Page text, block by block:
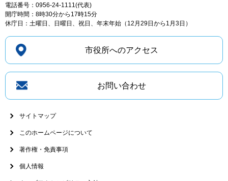
電話番号：0956-24-1111(代表)
開庁時間：8時30分から17時15分
休庁日：土曜日、日曜日、祝日、年末年始（12月29日から1月3日）
市役所へのアクセス
お問い合わせ
サイトマップ
このホームページについて
著作権・免責事項
個人情報